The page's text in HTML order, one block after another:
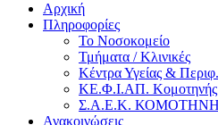
Αρχική
Πληροφορίες
Το Νοσοκομείο
Τμήματα / Κλινικές
Κέντρα Υγείας & Περιφ.
ΚΕ.Φ.Ι.ΑΠ. Κομοτηνής
Σ.Α.Ε.Κ.
Ανακοινώσεις